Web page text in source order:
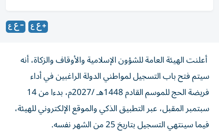
أعلنت الهيئة العامة للشؤون الإسلامية والأوقاف والزكاة، أنه
سيتم فتح باب التسجيل لمواطني الدولة الراغبين في أداء
فريضة الحج للموسم القادم 1448هـ /2027م، بدءا من 14
سبتمبر المقبل، عبر التطبيق الذكي والموقع الإلكتروني للهيئة،
فيما سينتهي التسجيل بتاريخ 25 من الشهر نفسه.